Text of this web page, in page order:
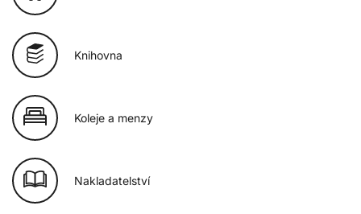
Knihovna
Koleje a menzy
Nakladatelství